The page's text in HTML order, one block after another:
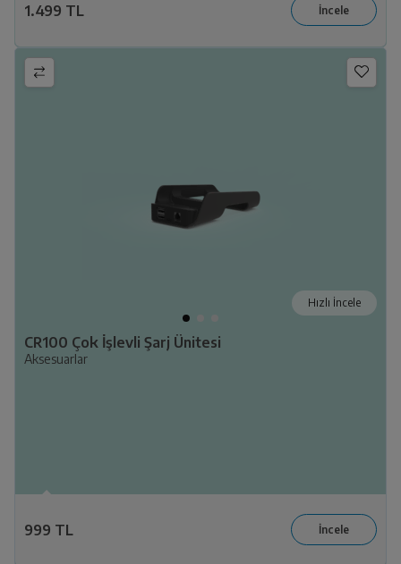
1.499 TL
Hızlı İncele
CR100 Çok İşlevli Şarj Ünitesi
Aksesuarlar
999 TL